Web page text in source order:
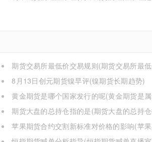
期货交易所最低价交易规则(期货交易所最
8月13日创元期货镍早评(镍期货长期趋势)
黄金期货是哪个国家发行的呢(黄金期货是
期货大盘的总持仓指的是(期货大盘的总持
苹果期货合约交割新标准对价格的影响(苹
标准对价格的影响有哪些)